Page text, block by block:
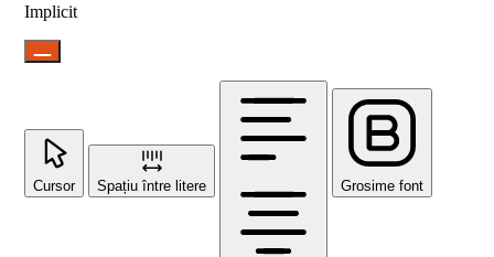
Implicit
Cursor Spațiu între litere Grosime font